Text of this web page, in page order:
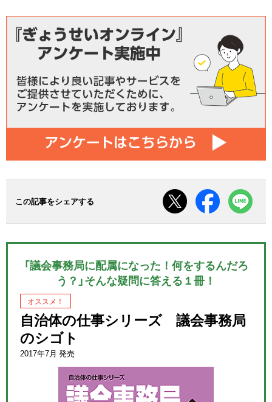
この記事をシェアする
「議会事務局に配属になった！何をするんだろ
う？」そんな疑問に答える１冊！
オススメ！
自治体の仕事シリーズ 議会事務局
のシゴト
2017年7月 発売